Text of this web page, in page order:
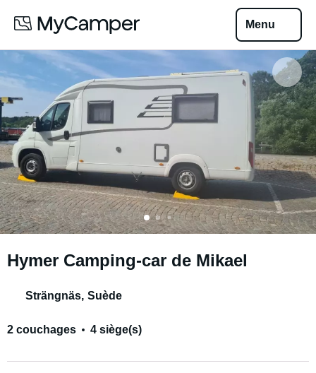
Menu
Hymer Camping-car de Mikael
Strängnäs, Suède
2 couchages 4 siège(s)